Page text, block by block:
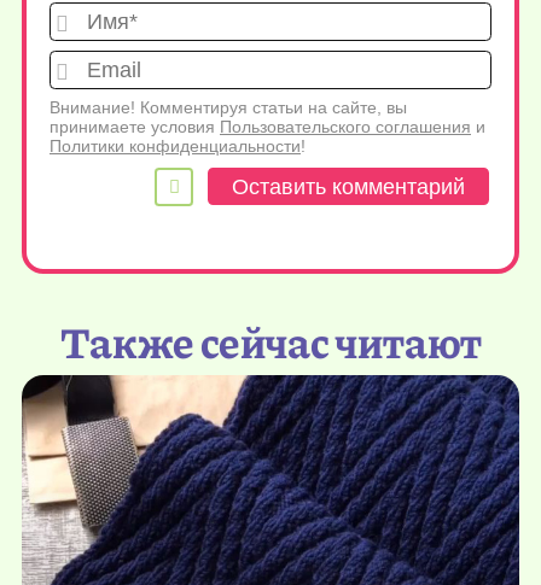
Имя*
Внимание! Комментируя статьи на сайте, вы
принимаете условия Пользовательского соглашения и
Политики конфиденциальности!
Также сейчас читают